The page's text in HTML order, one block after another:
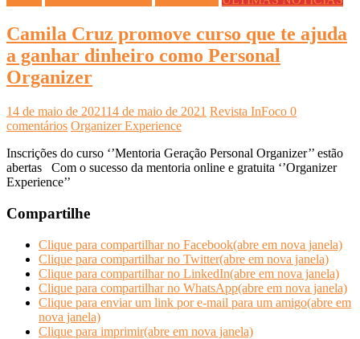
Camila Cruz promove curso que te ajuda
a ganhar dinheiro como Personal
Organizer
14 de maio de 202114 de maio de 2021 Revista InFoco 0
comentários Organizer Experience
Inscrições do curso ‘’Mentoria Geração Personal Organizer’’ estão
abertas Com o sucesso da mentoria online e gratuita ‘’Organizer
Experience’’
Compartilhe
Clique para compartilhar no Facebook(abre em nova janela)
Clique para compartilhar no Twitter(abre em nova janela)
Clique para compartilhar no LinkedIn(abre em nova janela)
Clique para compartilhar no WhatsApp(abre em nova janela)
Clique para enviar um link por e-mail para um amigo(abre em
nova janela)
Clique para imprimir(abre em nova janela)